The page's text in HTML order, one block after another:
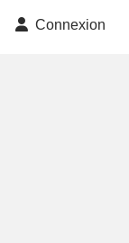
Connexion